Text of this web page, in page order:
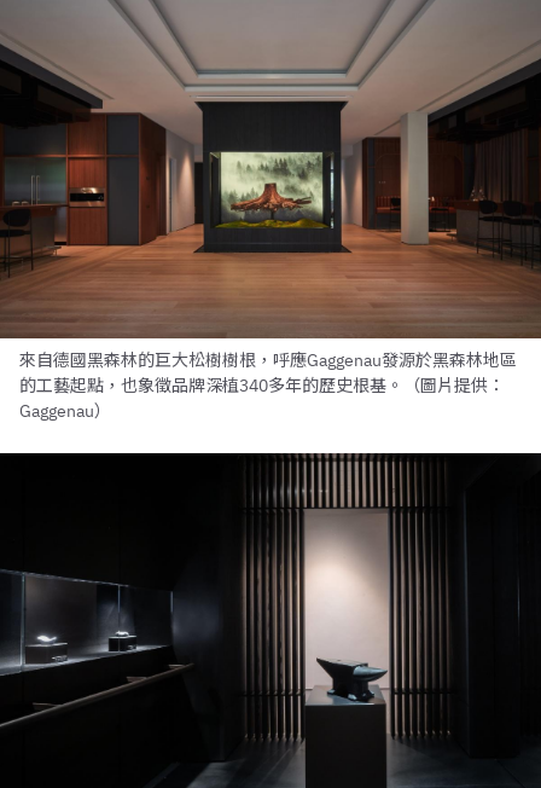
來自德國黑森林的巨大松樹樹根，呼應Gaggenau發源於黑森林地區
的工藝起點，也象徵品牌深植340多年的歷史根基。（圖片提供：
Gaggenau）